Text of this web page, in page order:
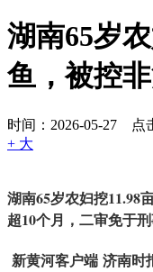
湖南65岁
鱼，被控
时间：2026-05-27 点
+ 大
湖南65岁农妇挖11.98
超10个月，二审免于
新黄河客户端 济南时